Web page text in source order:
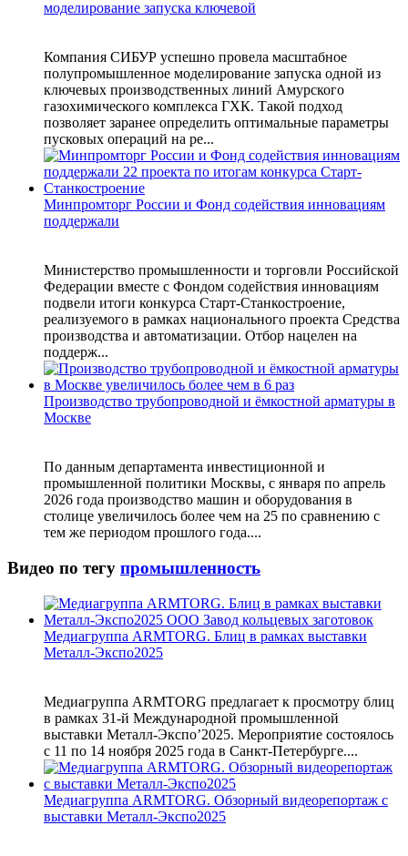
моделирование запуска ключевой
Компания СИБУР успешно провела масштабное
полупромышленное моделирование запуска одной из
ключевых производственных линий Амурского
газохимического комплекса ГХК. Такой подход
позволяет заранее определить оптимальные параметры
пусковых операций на ре...
Минпромторг России и Фонд содействия инновациям
поддержали
Министерство промышленности и торговли Российской
Федерации вместе с Фондом содействия инновациям
подвели итоги конкурса Старт-Станкостроение,
реализуемого в рамках национального проекта Средства
производства и автоматизации. Отбор нацелен на
поддерж...
Производство трубопроводной и ёмкостной арматуры в
Москве
По данным департамента инвестиционной и
промышленной политики Москвы, с января по апрель
2026 года производство машин и оборудования в
столице увеличилось более чем на 25 по сравнению с
тем же периодом прошлого года....
Видео по тегу промышленность
Медиагруппа ARMTORG. Блиц в рамках выставки
Металл-Экспо2025
Медиагруппа ARMTORG предлагает к просмотру блиц
в рамках 31-й Международной промышленной
выставки Металл-Экспо’2025. Мероприятие состоялось
с 11 по 14 ноября 2025 года в Санкт-Петербурге....
Медиагруппа ARMTORG. Обзорный видеорепортаж с
выставки Металл-Экспо2025